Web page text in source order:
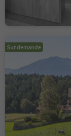
Sur demande